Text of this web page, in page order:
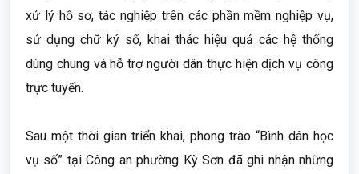
xử lý hồ sơ, tác nghiệp trên các phần mềm nghiệp vụ,
sử dụng chữ ký số, khai thác hiệu quả các hệ thống
dùng chung và hỗ trợ người dân thực hiện dịch vụ công
trực tuyến.
Sau một thời gian triển khai, phong trào “Bình dân học
vụ số” tại Công an phường Kỳ Sơn đã ghi nhận những